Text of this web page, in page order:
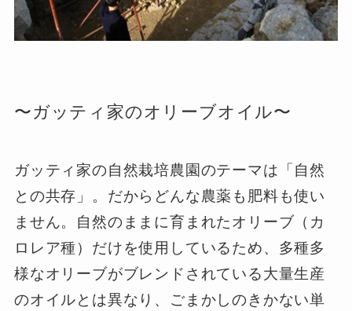
〜ガッティ家のオリーブオイル〜
ガッティ家の自然栽培農園のテーマは「自然
との共存」。だからどんな農薬も肥料も使い
ません。自然のままに育まれたオリーブ（カ
ロレア種）だけを使用しているため、多種多
様なオリーブがブレンドされている大量生産
のオイルとは異なり、ごまかしのきかない単